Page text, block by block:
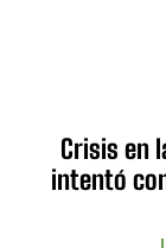
Crisis en
intentó